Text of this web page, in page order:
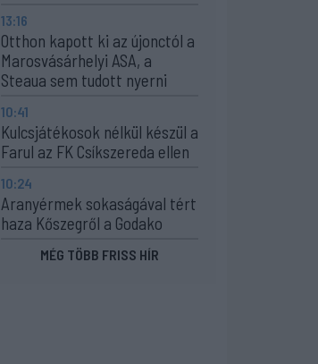
13:16
Otthon kapott ki az újonctól a
Marosvásárhelyi ASA, a
Steaua sem tudott nyerni
10:41
Kulcsjátékosok nélkül készül a
Farul az FK Csíkszereda ellen
10:24
Aranyérmek sokaságával tért
haza Kőszegről a Godako
MÉG TÖBB FRISS HÍR